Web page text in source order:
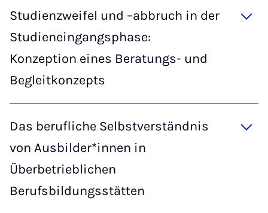
Studienzweifel und –abbruch in der
Studieneingangsphase:
Konzeption eines Beratungs- und
Begleitkonzepts
Das berufliche Selbstverständnis
von Ausbilder*innen in
Überbetrieblichen
Berufsbildungsstätten